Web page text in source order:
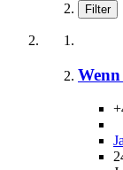
Filter